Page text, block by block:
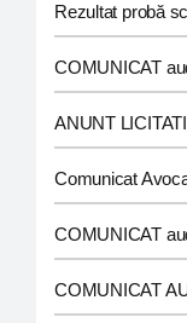
Rezultat probă
COMUNICAT
ANUNT
Comunicat
COMUNICAT
COMUNICAT